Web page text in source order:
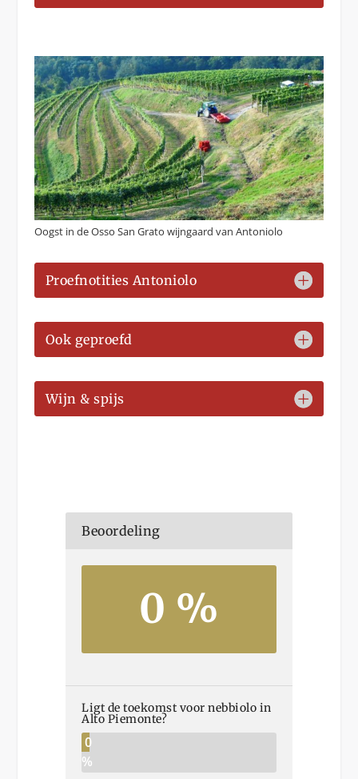
Oogst in de Osso San Grato wijngaard van Antoniolo
Proefnotities Antoniolo
Ook geproefd
Wijn & spijs
Beoordeling
0 %
Ligt de toekomst voor nebbiolo in
Alto Piemonte?
0
%